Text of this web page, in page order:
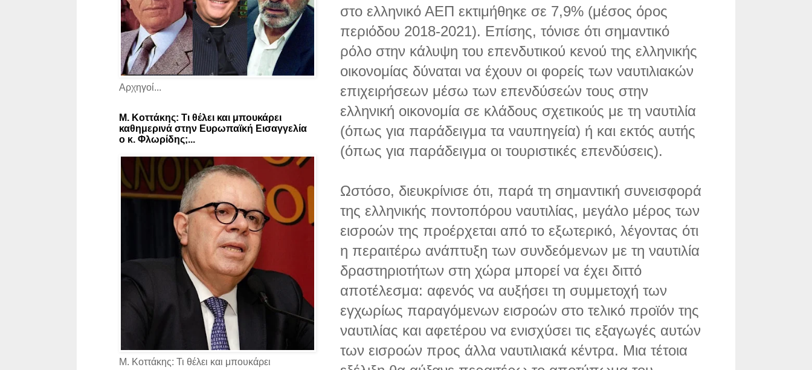
στο ελληνικό ΑΕΠ εκτιμήθηκε σε 7,9% (μέσος όρος
περιόδου 2018-2021). Επίσης, τόνισε ότι σημαντικό
ρόλο στην κάλυψη του επενδυτικού κενού της ελληνικής
οικονομίας δύναται να έχουν οι φορείς των ναυτιλιακών
επιχειρήσεων μέσω των επενδύσεών τους στην
ελληνική οικονομία σε κλάδους σχετικούς με τη ναυτιλία
(όπως για παράδειγμα τα ναυπηγεία) ή και εκτός αυτής
(όπως για παράδειγμα οι τουριστικές επενδύσεις).
Ωστόσο, διευκρίνισε ότι, παρά τη σημαντική συνεισφορά
της ελληνικής ποντοπόρου ναυτιλίας, μεγάλο μέρος των
εισροών της προέρχεται από το εξωτερικό, λέγοντας ότι
η περαιτέρω ανάπτυξη των συνδεόμενων με τη ναυτιλία
δραστηριοτήτων στη χώρα μπορεί να έχει διττό
αποτέλεσμα: αφενός να αυξήσει τη συμμετοχή των
εγχωρίως παραγόμενων εισροών στο τελικό προϊόν της
ναυτιλίας και αφετέρου να ενισχύσει τις εξαγωγές αυτών
των εισροών προς άλλα ναυτιλιακά κέντρα. Μια τέτοια
Αρχηγοί...
Μ. Κοττάκης: Τι θέλει και μπουκάρει
καθημερινά στην Ευρωπαϊκή Εισαγγελία
ο κ. Φλωρίδης;...
Μ. Κοττάκης: Τι θέλει και μπουκάρει